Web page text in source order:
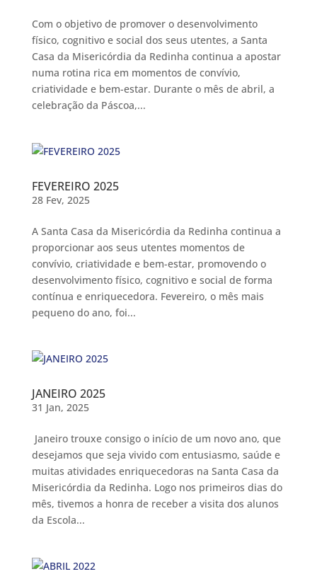
Com o objetivo de promover o desenvolvimento
físico, cognitivo e social dos seus utentes, a Santa
Casa da Misericórdia da Redinha continua a apostar
numa rotina rica em momentos de convívio,
criatividade e bem-estar. Durante o mês de abril, a
celebração da Páscoa,...
FEVEREIRO 2025
28 Fev, 2025
A Santa Casa da Misericórdia da Redinha continua a
proporcionar aos seus utentes momentos de
convívio, criatividade e bem-estar, promovendo o
desenvolvimento físico, cognitivo e social de forma
contínua e enriquecedora. Fevereiro, o mês mais
pequeno do ano, foi...
JANEIRO 2025
31 Jan, 2025
Janeiro trouxe consigo o início de um novo ano, que
desejamos que seja vivido com entusiasmo, saúde e
muitas atividades enriquecedoras na Santa Casa da
Misericórdia da Redinha. Logo nos primeiros dias do
mês, tivemos a honra de receber a visita dos alunos
da Escola...